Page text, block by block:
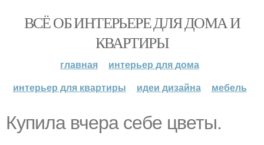
ВСЁ ОБ ИНТЕРЬЕРЕ ДЛЯ ДОМА И
КВАРТИРЫ
главная
интерьер для дома
интерьер для квартиры
идеи дизайна мебель
Купила вчера себе цветы.